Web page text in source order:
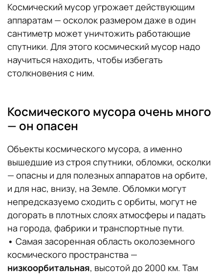
Космический мусор угрожает действующим
аппаратам — осколок размером даже в один
сантиметр может уничтожить работающие
спутники. Для этого космический мусор надо
научиться находить, чтобы избегать
столкновения с ним.
Космического мусора очень много
— он опасен
Объекты космического мусора, а именно
вышедшие из строя спутники, обломки, осколки
— опасны и для полезных аппаратов на орбите,
и для нас, внизу, на Земле. Обломки могут
непредсказуемо сходить с орбиты, могут не
догорать в плотных слоях атмосферы и падать
на города, фабрики и транспортные пути.
• Самая засоренная область околоземного
космического пространства —
низкоорбитальная, высотой до 2000 км. Там